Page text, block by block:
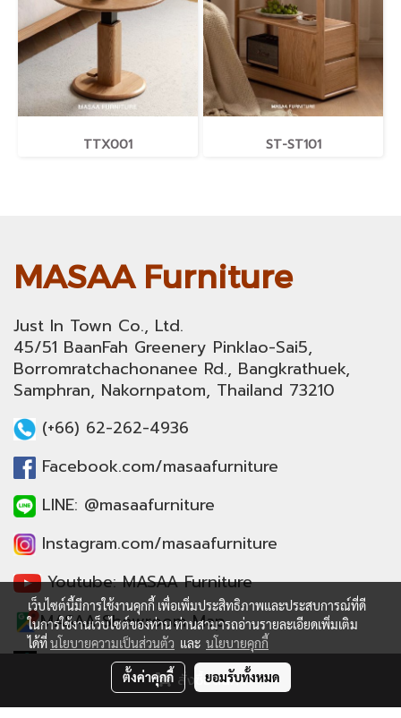
สั่งซื้อสินค้า
TTX001 ST-ST101
MASAA Furniture
Just In Town Co., Ltd.
45/51 BaanFah Greenery Pinklao-Sai5,
Borromratchachonanee Rd., Bangkrathuek,
Samphran, Nakornpatom, Thailand 73210
(+66) 62-262-4936
Facebook.com/masaafurniture
LINE: @masaafurniture
Instagram.com/masaafurniture
Youtube: MASAA Furniture
MASAA Showroom Map
TikTok: @masaafurniture
เว็บไซต์นี้มีการใช้งานคุกกี้ เพื่อเพิ่มประสิทธิภาพและประสบการณ์ที่ดี
ในการใช้งานเว็บไซต์ของท่าน ท่านสามารถอ่านรายละเอียดเพิ่มเติม
ได้ที่นโยบายความเป็นส่วนตัว และ นโยบายคุกกี้
ตั้งค่าคุกกี้ ยอมรับทั้งหมด